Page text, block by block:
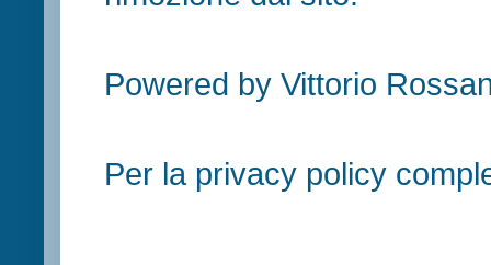
Powered by Vittorio
Per la privacy policy